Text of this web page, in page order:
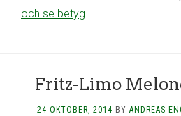
och se betyg
Fritz-Limo
24 OKTOBER, 2014 BY ANDREAS